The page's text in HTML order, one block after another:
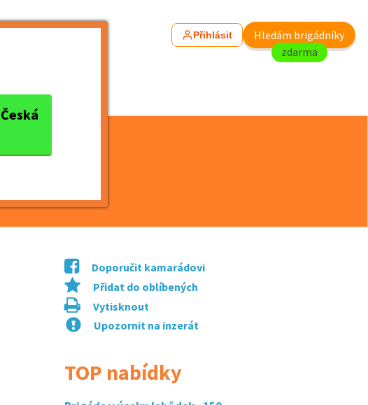
Přihlásit
Hledám brigádníky
zdarma
Česká
Doporučit kamarádovi
Přidat do oblíbených
Vytisknout
Upozornit na inzerát
TOP nabídky